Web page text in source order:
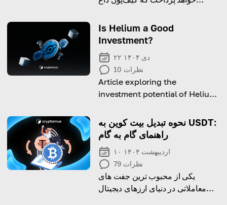
آن را تنظیم کنید!
Is Helium a Good
Investment?
۲۲ دی ۱۴۰۴
10 نظرات
Article exploring the
investment potential of Helium:
consider, and does it fit the
long-term strategy?
نحوه تبدیل بیت کوین به USDT:
راهنمای گام به گام
۱۰ اردیبهشت ۱۴۰۴
79 نظرات
یکی از محبوب ترین جفت های
معاملاتی در دنیای ارزهای دیجیتال